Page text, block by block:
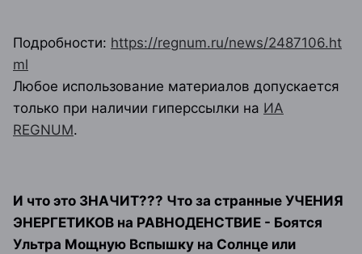
Подробности: https://regnum.ru/news/2487106.ht
ml
Любое использование материалов допускается
только при наличии гиперссылки на ИА
REGNUM.
И что это ЗНАЧИТ??? Что за странные УЧЕНИЯ
ЭНЕРГЕТИКОВ на РАВНОДЕНСТВИЕ - Боятся
Ультра Мощную Вспышку на Солнце или